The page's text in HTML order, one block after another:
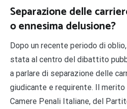
Separazione delle
o ennesima delusione?
​Dopo un recente periodo di
stata al centro del dibattito
a parlare di separazione delle
giudicante e requirente. ​Il merito
Camere Penali Italiane, del